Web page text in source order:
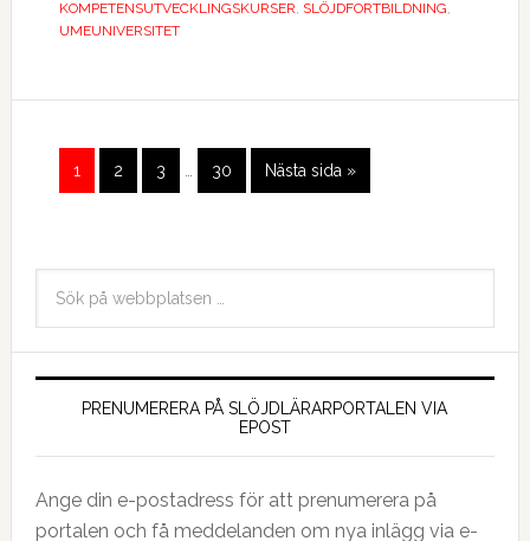
KOMPETENSUTVECKLINGSKURSER, SLÖJDFORTBILDNING,
UMEUNIVERSITET
1 2 3 30 Nästa sida »
PRENUMERERA PÅ SLÖJDLÄRARPORTALEN VIA
EPOST
Ange din e-postadress för att prenumerera på
portalen och få meddelanden om nya inlägg via e-